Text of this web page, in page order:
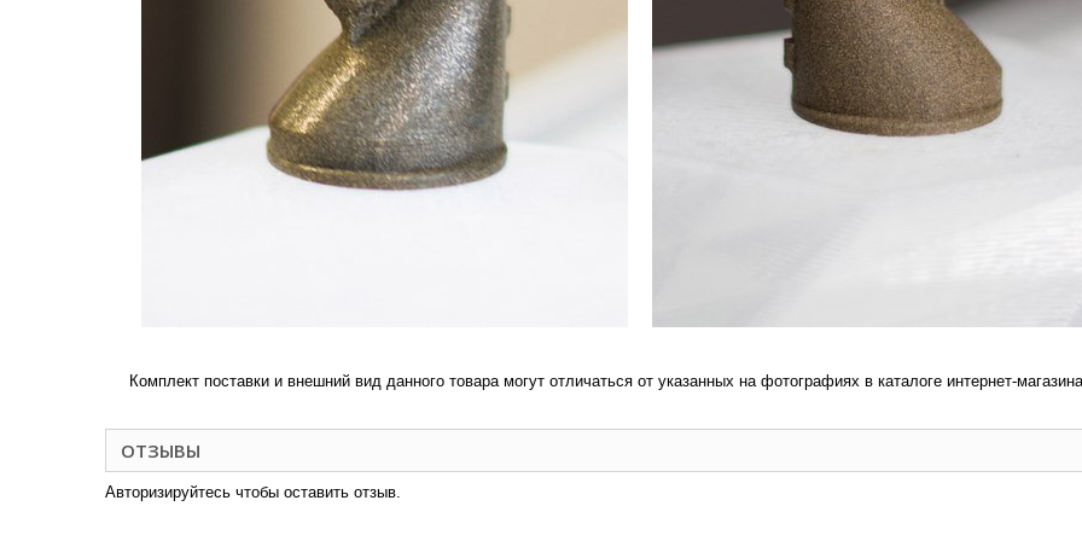
Комплект поставки и внешний вид данного товара могут отличаться от указанных на фотографиях в каталоге интернет-
ОТЗЫВЫ
Авторизируйтесь чтобы оставить отзыв.